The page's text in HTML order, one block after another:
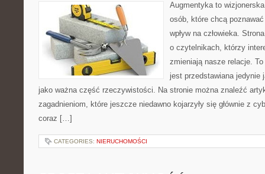
Augmentyka to
osób, które chcą
wpływ na człowieka.
o czytelnikach, którzy
zmieniają nasze relacje.
jest przedstawiana jedynie
jako ważna część rzeczywistości. Na stronie można znaleźć
zagadnieniom, które jeszcze niedawno kojarzyły się głównie z
coraz […]
CATEGORIES: NIERUCHOMOŚCI